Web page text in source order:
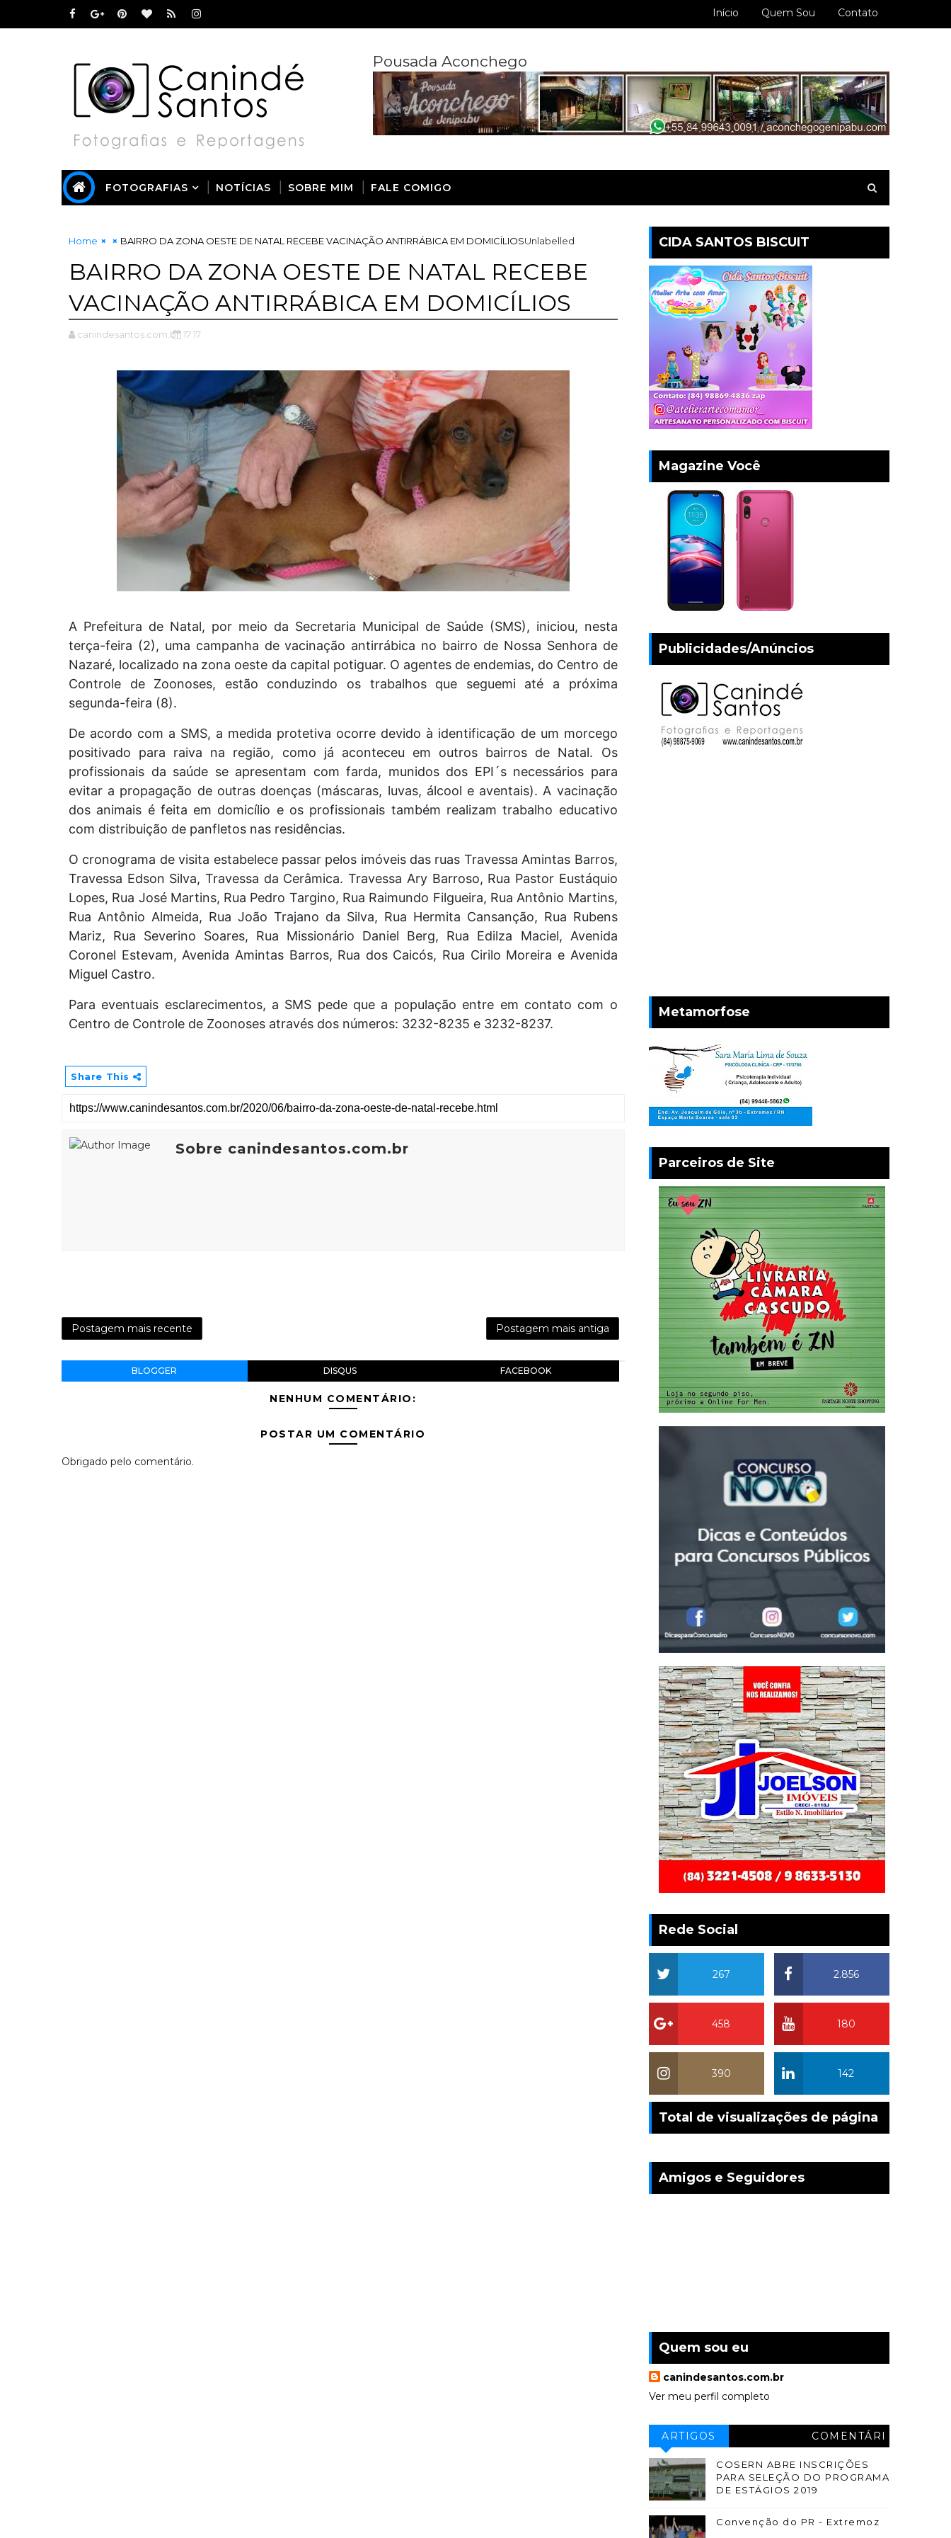
Início Quem Sou Contato
Pousada Aconchego
FOTOGRAFIAS NOTÍCIAS SOBRE MIM FALE COMIGO
Home Unlabelled
BAIRRO DA ZONA OESTE DE NATAL RECEBE VACINAÇÃO ANTIRRÁBICA EM DOMICÍLIOS
BAIRRO DA ZONA OESTE DE NATAL RECEBE
VACINAÇÃO ANTIRRÁBICA EM DOMICÍLIOS
canindesantos.com.br 17:17
A Prefeitura de Natal, por meio da Secretaria Municipal de Saúde (SMS), iniciou, nesta
terça-feira (2), uma campanha de vacinação antirrábica no bairro de Nossa Senhora de
Nazaré, localizado na zona oeste da capital potiguar. O agentes de endemias, do Centro de
Controle de Zoonoses, estão conduzindo os trabalhos que seguemi até a próxima
segunda-feira (8).
De acordo com a SMS, a medida protetiva ocorre devido à identificação de um morcego
positivado para raiva na região, como já aconteceu em outros bairros de Natal. Os
profissionais da saúde se apresentam com farda, munidos dos EPI´s necessários para
evitar a propagação de outras doenças (máscaras, luvas, álcool e aventais). A vacinação
dos animais é feita em domicílio e os profissionais também realizam trabalho educativo
com distribuição de panfletos nas residências.
O cronograma de visita estabelece passar pelos imóveis das ruas Travessa Amintas Barros,
Travessa Edson Silva, Travessa da Cerâmica. Travessa Ary Barroso, Rua Pastor Eustáquio
Lopes, Rua José Martins, Rua Pedro Targino, Rua Raimundo Filgueira, Rua Antônio Martins,
Rua Antônio Almeida, Rua João Trajano da Silva, Rua Hermita Cansanção, Rua Rubens
Mariz, Rua Severino Soares, Rua Missionário Daniel Berg, Rua Edilza Maciel, Avenida
Coronel Estevam, Avenida Amintas Barros, Rua dos Caicós, Rua Cirilo Moreira e Avenida
Miguel Castro.
Para eventuais esclarecimentos, a SMS pede que a população entre em contato com o
Centro de Controle de Zoonoses através dos números: 3232-8235 e 3232-8237.
Share This
Sobre canindesantos.com.br
Postagem mais recente Postagem mais antiga
BLOGGER DISQUS FACEBOOK
NENHUM COMENTÁRIO:
POSTAR UM COMENTÁRIO
Obrigado pelo comentário.
CIDA SANTOS BISCUIT
Magazine Você
Publicidades/Anúncios
Metamorfose
Parceiros de Site
Rede Social
2.856
267
180
458
142
390
Total de visualizações de página
Amigos e Seguidores
Quem sou eu
canindesantos.com.br
Ver meu perfil completo
ARTIGOS
COMENTÁRI
OS
COSERN ABRE INSCRIÇÕES
PARA SELEÇÃO DO PROGRAMA
DE ESTÁGIOS 2019
Convenção do PR - Extremoz